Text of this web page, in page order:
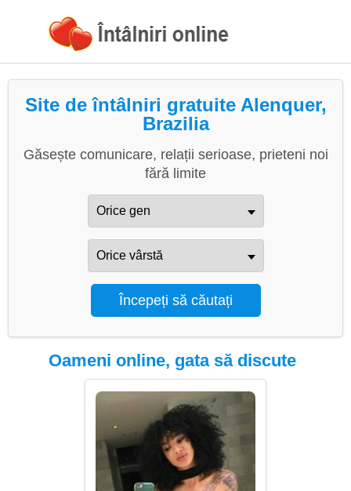
Site de întâlniri gratuite Alenquer,
Brazilia
Găsește comunicare, relații serioase, prieteni noi
fără limite
Oameni online, gata să discute